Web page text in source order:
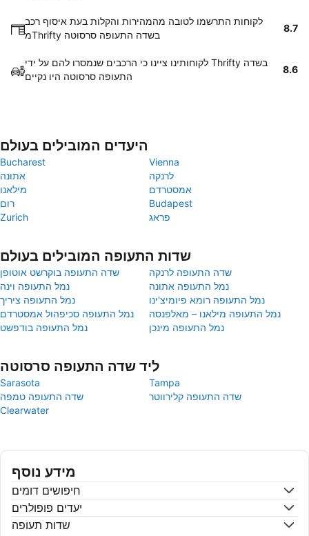
לקוחות התרשמו לטובה מהמהירות והקלות בעת איסוף רכב
מThrifty בשדה התעופה סרסוטה
8.7
לקוחותינו ציינו כי הרכבים שנמסרו להם על ידי Thrifty בשדה
התעופה סרסוטה היו נקיים
8.6
היעדים המובילים בעולם
Bucharest
Vienna
אתונה
לרנקה
מילאנו
אמסטרדם
רום
Budapest
Zurich
פראג
שדות התעופה המובילים בעולם
שדה התעופה בוקרשט אוטופן
שדה התעופה לרנקה
נמל התעופה וינה
נמל התעופה אתונה
נמל התעופה ציריך
נמל התעופה רומא פיומיצ'ינו
נמל התעופה סכיפהול אמסטרדם
נמל התעופה מילאנו – מאלפנסה
נמל התעופה בודפשט
נמל התעופה מינכן
ליד שדה התעופה סרסוטה
Sarasota
Tampa
שדה התעופה טמפה
שדה התעופה קלירווטר
Clearwater
מידע נוסף
חיפושים דומים
יעדים פופולרים
שדות תעופה